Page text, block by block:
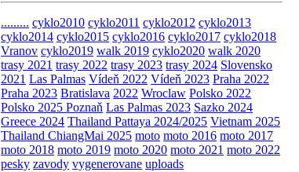
......... cyklo2010 cyklo2011 cyklo2012 cyklo2013
cyklo2014 cyklo2015 cyklo2016 cyklo2017 cyklo2018
Vranov cyklo2019 walk 2019 cyklo2020 walk 2020
trasy 2021 trasy 2022 trasy 2023 trasy 2024 Slovensko
2021 Las Palmas Vídeň 2022 Vídeň 2023 Praha 2022
Praha 2023 Bratislava 2022 Wroclaw Polsko 2022
Polsko 2025 Poznaň Las Palmas 2023 Sazko 2024
Greece 2024 Thailand Pattaya 2024/2025 Vietnam 2025
Thailand ChiangMai 2025 moto moto 2016 moto 2017
moto 2018 moto 2019 moto 2020 moto 2021 moto 2022
pesky zavody vygenerovane uploads